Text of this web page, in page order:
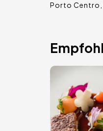
Porto Centro